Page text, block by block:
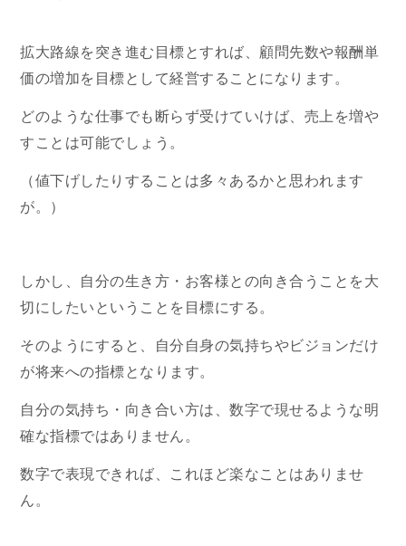
拡大路線を突き進む目標とすれば、顧問先数や報酬単
価の増加を目標として経営することになります。
どのような仕事でも断らず受けていけば、売上を増や
すことは可能でしょう。
（値下げしたりすることは多々あるかと思われます
が。）
しかし、自分の生き方・お客様との向き合うことを大
切にしたいということを目標にする。
そのようにすると、自分自身の気持ちやビジョンだけ
が将来への指標となります。
自分の気持ち・向き合い方は、数字で現せるような明
確な指標ではありません。
数字で表現できれば、これほど楽なことはありませ
ん。